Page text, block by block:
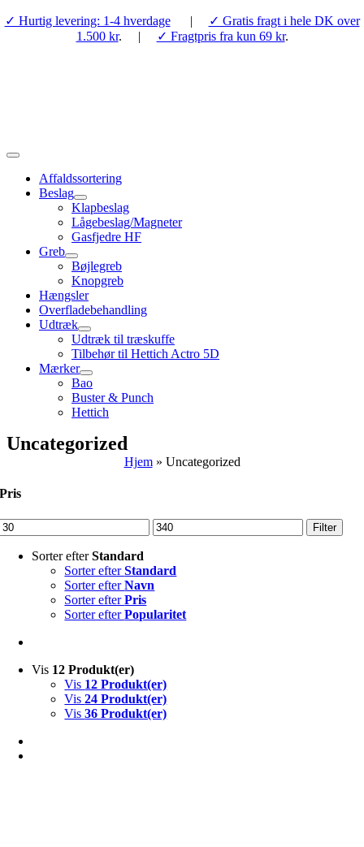
Skip
✓ Hurtig levering: 1-4 hverdage|
✓ Gratis fragt i hele DK over
1.500 kr. | ✓ Fragtpris fra kun 69 kr.
Toggle
NavigationAffaldssortering
Beslag
Klapbeslag
Lågebeslag/Magneter
Gasfjedre HF
Greb
Bøjlegreb
Knopgreb
Hængsler
Overfladebehandling
Udtræk
Udtræk til træskuffe
Tilbehør til Hettich Actro 5D
Mærker
Bao
Buster & Punch
Hettich
Uncategorized
Hjem» Uncategorized
Pris
Højeste
pris
Filter
Sorter efterStandard
Sorter efterStandard
Sorter efterNavn
Sorter efterPris
Sorter efterPopularitet
Vis 12 Produkt(er)
Vis 12 Produkt(er)
Vis24 Produkt(er)
Vis36 Produkt(er)